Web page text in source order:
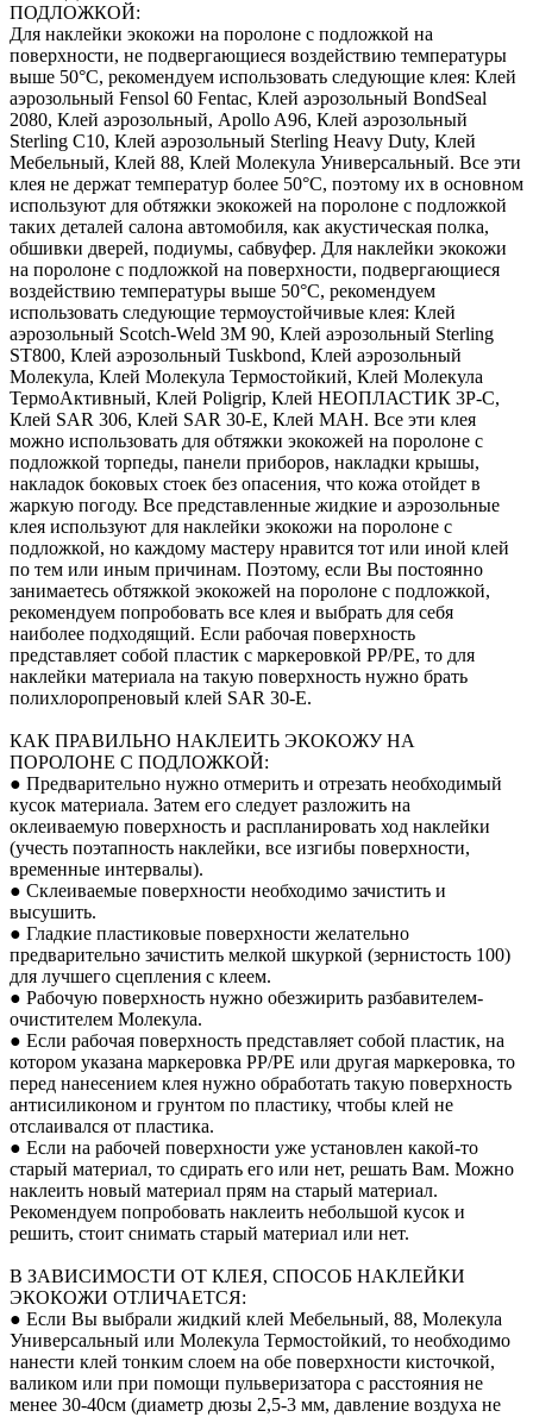
ПОДЛОЖКОЙ:
Для наклейки экокожи на поролоне с подложкой на
поверхности, не подвергающиеся воздействию температуры
выше 50°С, рекомендуем использовать следующие клея: Клей
аэрозольный Fensol 60 Fentac, Клей аэрозольный BondSeal
2080, Клей аэрозольный, Apollo A96, Клей аэрозольный
Sterling C10, Клей аэрозольный Sterling Heavy Duty, Клей
Мебельный, Клей 88, Клей Молекула Универсальный. Все эти
клея не держат температур более 50°С, поэтому их в основном
используют для обтяжки экокожей на поролоне с подложкой
таких деталей салона автомобиля, как акустическая полка,
обшивки дверей, подиумы, сабвуфер. Для наклейки экокожи
на поролоне с подложкой на поверхности, подвергающиеся
воздействию температуры выше 50°С, рекомендуем
использовать следующие термоустойчивые клея: Клей
аэрозольный Scotch-Weld 3M 90, Клей аэрозольный Sterling
ST800, Клей аэрозольный Tuskbond, Клей аэрозольный
Молекула, Клей Молекула Термостойкий, Клей Молекула
ТермоАктивный, Клей Poligrip, Клей НЕОПЛАСТИК 3P-C,
Клей SAR 306, Клей SAR 30-E, Клей MAH. Все эти клея
можно использовать для обтяжки экокожей на поролоне с
подложкой торпеды, панели приборов, накладки крышы,
накладок боковых стоек без опасения, что кожа отойдет в
жаркую погоду. Все представленные жидкие и аэрозольные
клея используют для наклейки экокожи на поролоне с
подложкой, но каждому мастеру нравится тот или иной клей
по тем или иным причинам. Поэтому, если Вы постоянно
занимаетесь обтяжкой экокожей на поролоне с подложкой,
рекомендуем попробовать все клея и выбрать для себя
наиболее подходящий. Если рабочая поверхность
представляет собой пластик с маркеровкой PP/PE, то для
наклейки материала на такую поверхность нужно брать
полихлоропреновый клей SAR 30-E.
КАК ПРАВИЛЬНО НАКЛЕИТЬ ЭКОКОЖУ НА
ПОРОЛОНЕ С ПОДЛОЖКОЙ:
● Предварительно нужно отмерить и отрезать необходимый
кусок материала. Затем его следует разложить на
оклеиваемую поверхность и распланировать ход наклейки
(учесть поэтапность наклейки, все изгибы поверхности,
временные интервалы).
● Склеиваемые поверхности необходимо зачистить и
высушить.
● Гладкие пластиковые поверхности желательно
предварительно зачистить мелкой шкуркой (зернистость 100)
для лучшего сцепления с клеем.
● Рабочую поверхность нужно обезжирить разбавителем-
очистителем Молекула.
● Если рабочая поверхность представляет собой пластик, на
котором указана маркеровка PP/PE или другая маркеровка, то
перед нанесением клея нужно обработать такую поверхность
антисиликоном и грунтом по пластику, чтобы клей не
отслаивался от пластика.
● Если на рабочей поверхности уже установлен какой-то
старый материал, то сдирать его или нет, решать Вам. Можно
наклеить новый материал прям на старый материал.
Рекомендуем попробовать наклеить небольшой кусок и
решить, стоит снимать старый материал или нет.
В ЗАВИСИМОСТИ ОТ КЛЕЯ, СПОСОБ НАКЛЕЙКИ
ЭКОКОЖИ ОТЛИЧАЕТСЯ:
● Если Вы выбрали жидкий клей Мебельный, 88, Молекула
Универсальный или Молекула Термостойкий, то необходимо
нанести клей тонким слоем на обе поверхности кисточкой,
валиком или при помощи пульверизатора с расстояния не
менее 30-40см (диаметр дюзы 2,5-3 мм, давление воздуха не